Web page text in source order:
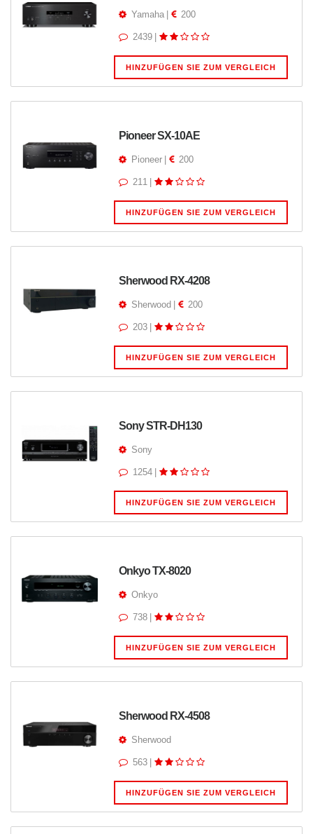
Yamaha | 200
2439 |
HINZUFÜGEN SIE ZUM VERGLEICH
Pioneer SX-10AE
Pioneer | 200
211 |
HINZUFÜGEN SIE ZUM VERGLEICH
Sherwood RX-4208
Sherwood | 200
203 |
HINZUFÜGEN SIE ZUM VERGLEICH
Sony STR-DH130
Sony
1254 |
HINZUFÜGEN SIE ZUM VERGLEICH
Onkyo TX-8020
Onkyo
738 |
HINZUFÜGEN SIE ZUM VERGLEICH
Sherwood RX-4508
Sherwood
563 |
HINZUFÜGEN SIE ZUM VERGLEICH